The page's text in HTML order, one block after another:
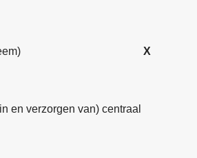
X
en verzorgen van) centraal